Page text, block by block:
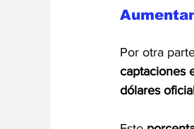
Por otra
captaciones
dólares